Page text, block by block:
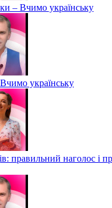
– Вчимо українську
українську
правильний наголос і